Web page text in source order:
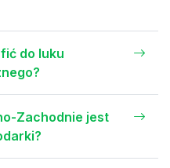
do luku
Zachodnie jest